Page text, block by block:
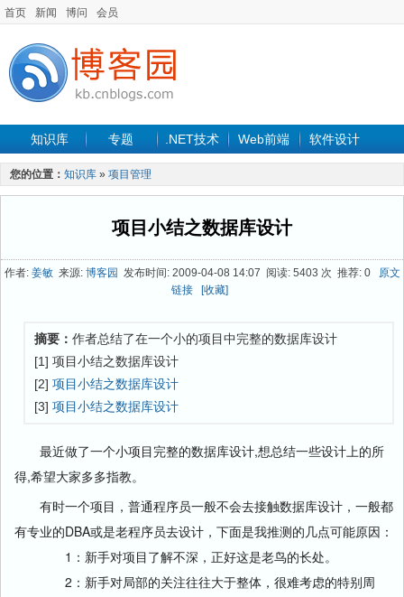
首页 新闻 博问 会员
知识库 专题 .NET技术 Web前端 软件设计
手机开发 软件工程
最新文章
您的位置： 知识库 » 项目管理
项目小结之数据库设计
作者: 姜敏来源: 博客园 发布时间: 2009-04-08 14:07 阅读: 5403 次 推荐: 0
原文
链接
[收藏]
摘要： 作者总结了在一个小的项目中完整的数据库设计
[1] 项目小结之数据库设计
[2] 项目小结之数据库设计
[3] 项目小结之数据库设计
最近做了一个小项目完整的数据库设计,想总结一些设计上的所
得,希望大家多多指教。
有时一个项目，普通程序员一般不会去接触数据库设计，一般都
有专业的DBA或是老程序员去设计，下面是我推测的几点可能原因：
1：新手对项目了解不深，正好这是老鸟的长处。
2：新手对局部的关注往往大于整体，很难考虑的特别周